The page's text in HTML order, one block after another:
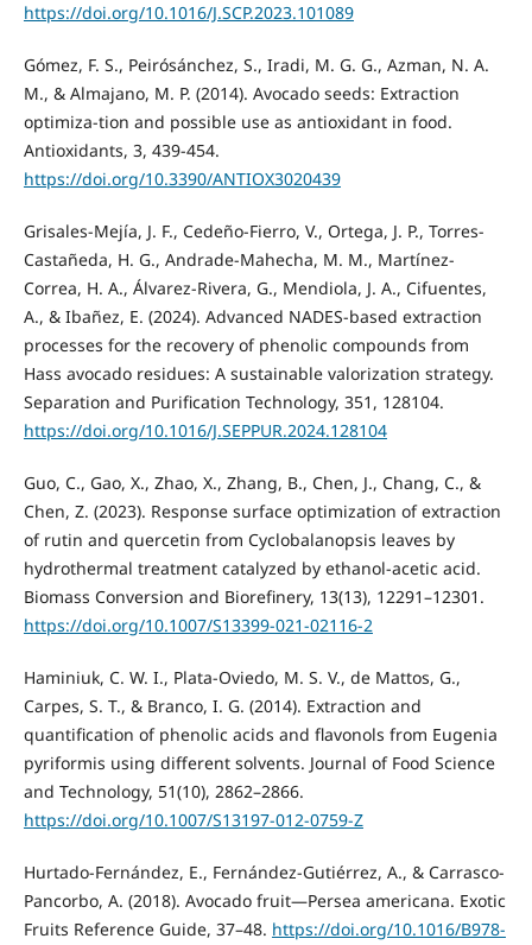
https://doi.org/10.1016/J.SCP.2023.101089
Gómez, F. S., Peirósánchez, S., Iradi, M. G. G., Azman, N. A.
M., & Almajano, M. P. (2014). Avocado seeds: Extraction
optimiza-tion and possible use as antioxidant in food.
Antioxidants, 3, 439-454.
https://doi.org/10.3390/ANTIOX3020439
Grisales-Mejía, J. F., Cedeño-Fierro, V., Ortega, J. P., Torres-
Castañeda, H. G., Andrade-Mahecha, M. M., Martínez-
Correa, H. A., Álvarez-Rivera, G., Mendiola, J. A., Cifuentes,
A., & Ibañez, E. (2024). Advanced NADES-based extraction
processes for the recovery of phenolic compounds from
Hass avocado residues: A sustainable valorization strategy.
Separation and Purification Technology, 351, 128104.
https://doi.org/10.1016/J.SEPPUR.2024.128104
Guo, C., Gao, X., Zhao, X., Zhang, B., Chen, J., Chang, C., &
Chen, Z. (2023). Response surface optimization of extraction
of rutin and quercetin from Cyclobalanopsis leaves by
hydrothermal treatment catalyzed by ethanol-acetic acid.
Biomass Conversion and Biorefinery, 13(13), 12291–12301.
https://doi.org/10.1007/S13399-021-02116-2
Haminiuk, C. W. I., Plata-Oviedo, M. S. V., de Mattos, G.,
Carpes, S. T., & Branco, I. G. (2014). Extraction and
quantification of phenolic acids and flavonols from Eugenia
pyriformis using different solvents. Journal of Food Science
and Technology, 51(10), 2862–2866.
https://doi.org/10.1007/S13197-012-0759-Z
Hurtado-Fernández, E., Fernández-Gutiérrez, A., & Carrasco-
Pancorbo, A. (2018). Avocado fruit—Persea americana. Exotic
Fruits Reference Guide, 37–48. https://doi.org/10.1016/B978-